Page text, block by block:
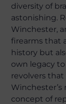
diversity of
astonishing.
Winchester,
firearms that
history but
own legacy
revolvers
concept of